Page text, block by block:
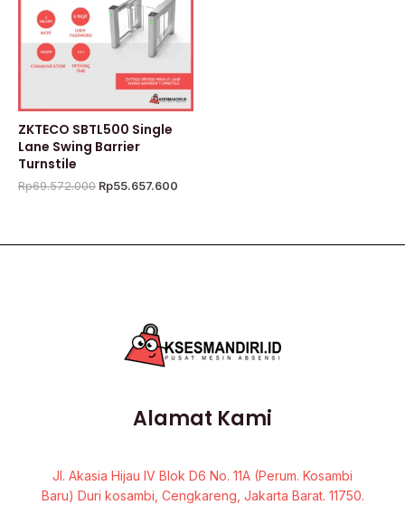
ZKTECO SBTL500 Single
Lane Swing Barrier
Turnstile
Rp69.572.000 Rp55.657.600
Alamat Kami
Jl. Akasia Hijau IV Blok D6 No. 11A (Perum. Kosambi
Baru) Duri kosambi, Cengkareng, Jakarta Barat. 11750.